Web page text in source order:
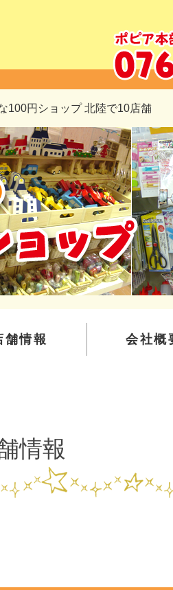
円ショップ ポピ
100円ショップ 北陸で10店舗
舗情報 会社概
情報